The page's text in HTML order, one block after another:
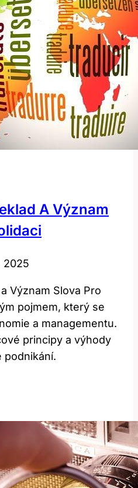
A Význam
2025
Význam Slova Pro
pojmem, který se
a managementu.
principy a výhody
podnikání.